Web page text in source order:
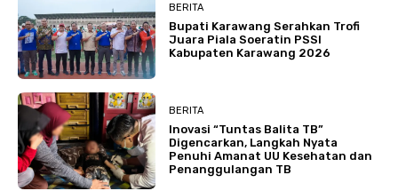
BERITA
Bupati Karawang Serahkan Trofi
Juara Piala Soeratin PSSI
Kabupaten Karawang 2026
BERITA
Inovasi “Tuntas Balita TB”
Digencarkan, Langkah Nyata
Penuhi Amanat UU Kesehatan dan
Penanggulangan TB